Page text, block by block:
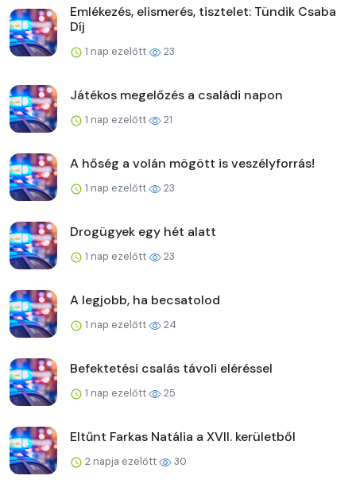
Emlékezés, elismerés, tisztelet: Tündik Csaba
Díj
1 nap ezelőtt 23
Játékos megelőzés a családi napon
1 nap ezelőtt 21
A hőség a volán mögött is veszélyforrás!
1 nap ezelőtt 23
Drogügyek egy hét alatt
1 nap ezelőtt 23
A legjobb, ha becsatolod
1 nap ezelőtt 24
Befektetési csalás távoli eléréssel
1 nap ezelőtt 25
Eltűnt Farkas Natália a XVII. kerületből
2 napja ezelőtt 30